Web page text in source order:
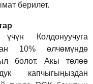
берилет.
Колдонуучуга
10% өлчөмүндө
болот. Акы төлөө
капчыгыңыздан